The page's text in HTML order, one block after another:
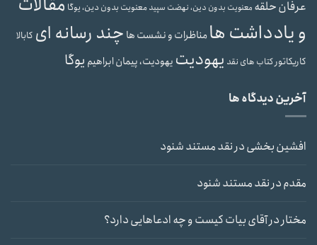
عرفان حلقه معنویت بدون دین، نهضت سپیدمعنویت بدون دین، یوگا
و یادداشت هامناظرات و نشست ها چند رسانه ای کابالا
کاریکاتورکتاب های نقد یهودیت یهودیت، پیمان ابراهیم یوگا
آخرین دیدگاه ها
افشین بخشیدرنقد مستند شنود
مقدمدرنقد مستند شنود
مختاردرآقای بیات کیست و چه ادعاهایی دارد؟